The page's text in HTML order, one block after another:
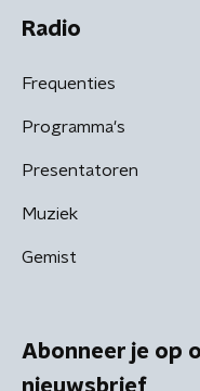
Radio
Frequenties
Programma's
Presentatoren
Muziek
Gemist
Abonneer je op
nieuwsbrief